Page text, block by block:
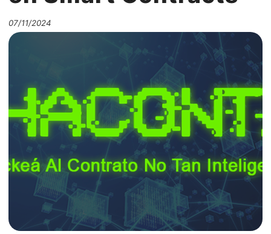
07/11/2024